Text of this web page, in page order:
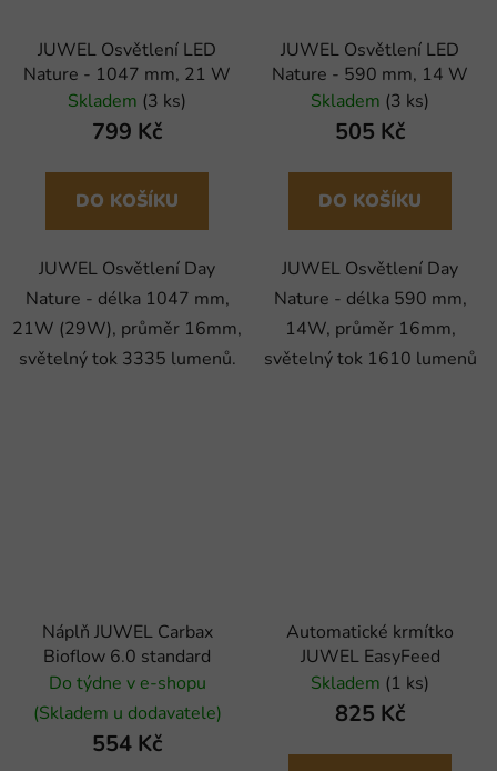
JUWEL Osvětlení LED
Nature - 1047 mm, 21 W
Skladem (3 ks)
799 Kč
DO KOŠÍKU
JUWEL Osvětlení Day
Nature - délka 1047 mm,
21W (29W), průměr 16mm,
světelný tok 3335 lumenů.
JUWEL Osvětlení LED
Nature - 590 mm, 14 W
Skladem (3 ks)
505 Kč
DO KOŠÍKU
JUWEL Osvětlení Day
Nature - délka 590 mm,
14W, průměr 16mm,
světelný tok 1610 lumenů
Náplň JUWEL Carbax
Bioflow 6.0 standard
Do týdne v e-shopu
(Skladem u dodavatele)
554 Kč
Automatické krmítko
JUWEL EasyFeed
Skladem (1 ks)
825 Kč